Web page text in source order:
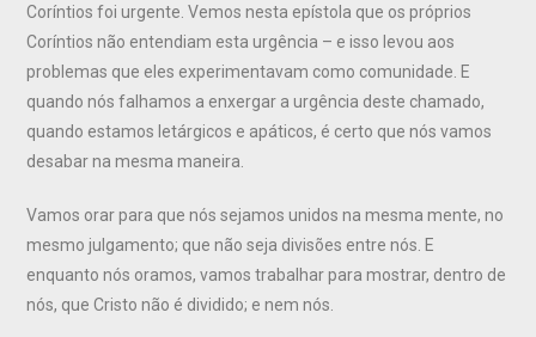
Coríntios foi urgente. Vemos nesta epístola que os próprios
Coríntios não entendiam esta urgência – e isso levou aos
problemas que eles experimentavam como comunidade. E
quando nós falhamos a enxergar a urgência deste chamado,
quando estamos letárgicos e apáticos, é certo que nós vamos
desabar na mesma maneira.
Vamos orar para que nós sejamos unidos na mesma mente, no
mesmo julgamento; que não seja divisões entre nós. E
enquanto nós oramos, vamos trabalhar para mostrar, dentro de
nós, que Cristo não é dividido; e nem nós.